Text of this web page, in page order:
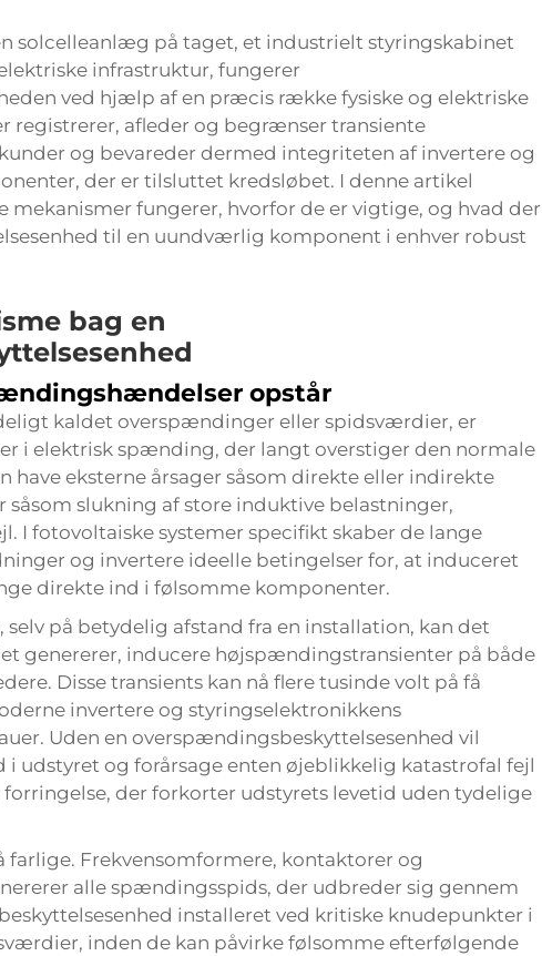
solcelleanlæg på taget, et industrielt styringskabinet
infrastruktur, fungerer
ved hjælp af en præcis række fysiske og elektriske
registrerer, afleder og begrænser transiente
og bevareder dermed integriteten af invertere og
der er tilsluttet kredsløbet. I denne artikel
mekanismer fungerer, hvorfor de er vigtige, og hvad der
til en uundværlig komponent i enhver robust
bag en
opstår
kaldet overspændinger eller spidsværdier, er
i elektrisk spænding, der langt overstiger den normale
have eksterne årsager såsom direkte eller indirekte
såsom slukning af store induktive belastninger,
I fotovoltaiske systemer specifikt skaber de lange
og invertere ideelle betingelser for, at induceret
direkte ind i følsomme komponenter.
på betydelig afstand fra en installation, kan det
genererer, inducere højspændingstransienter på både
Disse transients kan nå flere tusinde volt på få
invertere og styringselektronikkens
Uden en overspændingsbeskyttelsesenhed vil
i udstyret og forårsage enten øjeblikkelig katastrofal fejl
der forkorter udstyrets levetid uden tydelige
farlige. Frekvensomformere, kontaktorer og
alle spændingsspids, der udbreder sig gennem
installeret ved kritiske knudepunkter i
inden de kan påvirke følsomme efterfølgende